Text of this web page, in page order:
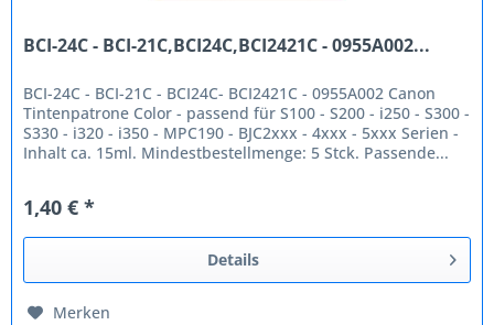
BCI-24C - BCI-21C,BCI24C,BCI2421C - 0955A002...
BCI-24C - BCI-21C - BCI24C- BCI2421C - 0955A002 Canon
Tintenpatrone Color - passend für S100 - S200 - i250 - S300 -
S330 - i320 - i350 - MPC190 - BJC2xxx - 4xxx - 5xxx Serien -
Inhalt ca. 15ml. Mindestbestellmenge: 5 Stck. Passende...
1,40 € *
Details
Merken